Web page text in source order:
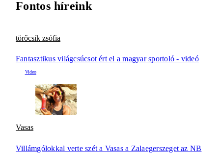
Fontos híreink
törőcsik zsófia
Fantasztikus világcsúcsot ért el a magyar sportoló - videó
Vasas
Villámgólokkal verte szét a Vasas a Zalaegerszeget az NB